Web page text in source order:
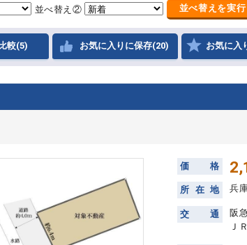
並べ替え② 並べ替え を実行
較(5) お気に入りに保存(20) お気に入
価 格
所 在 地 兵
交 通
阪
Ｊ